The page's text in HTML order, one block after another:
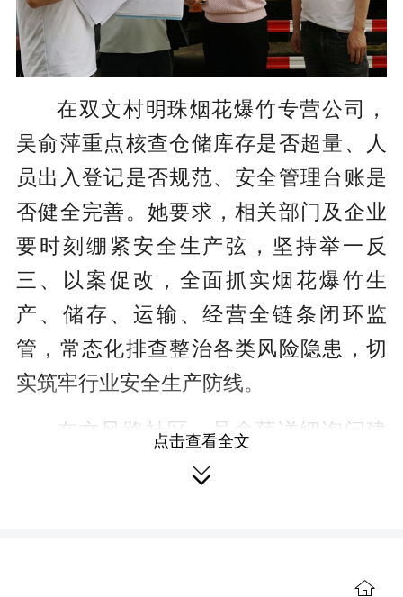
在双文村明珠烟花爆竹专营公司，
吴俞萍重点核查仓储库存是否超量、人
员出入登记是否规范、安全管理台账是
否健全完善。她要求，相关部门及企业
要时刻绷紧安全生产弦，坚持举一反
三、以案促改，全面抓实烟花爆竹生
产、储存、运输、经营全链条闭环监
管，常态化排查整治各类风险隐患，切
实筑牢行业安全生产防线。
在文风路社区，吴俞萍详细询问建
筑垃圾清运处置、场地环境整治等工作
点击查看全文
